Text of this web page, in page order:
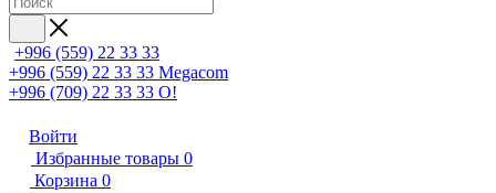
+996 (559) 22 33 33
+996 (559) 22 33 33 Megacom
+996 (709) 22 33 33 O!
Войти
Избранные товары 0
Корзина 0